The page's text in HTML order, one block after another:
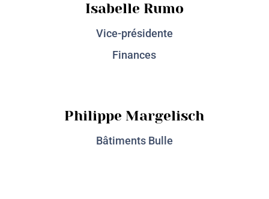
Isabelle Rumo
Vice-présidente
Finances
Philippe Margelisch
Bâtiments Bulle